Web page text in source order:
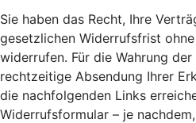
Sie haben das Recht, Ihre
gesetzlichen Widerrufsfrist
widerrufen. Für die Wahrung
rechtzeitige Absendung Ihrer
die nachfolgenden Links
Widerrufsformular – je